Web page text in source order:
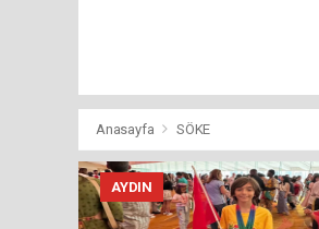
Anasayfa SÖKE
AYDIN